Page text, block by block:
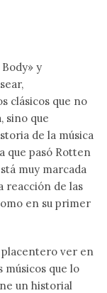
y
clásicos que no
sino que
de la música
que pasó Rotten
muy marcada
reacción de las
en su primer
placentero ver en
músicos que lo
un historial